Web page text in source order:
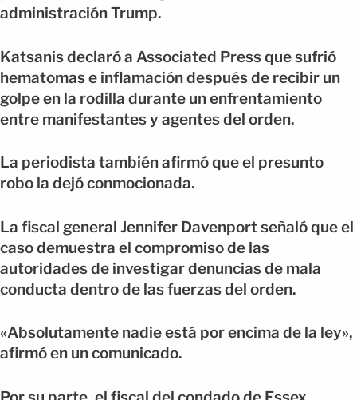
administración Trump.
Katsanis declaró a Associated Press que sufrió
hematomas e inflamación después de recibir un
golpe en la rodilla durante un enfrentamiento
entre manifestantes y agentes del orden.
La periodista también afirmó que el presunto
robo la dejó conmocionada.
La fiscal general Jennifer Davenport señaló que el
caso demuestra el compromiso de las
autoridades de investigar denuncias de mala
conducta dentro de las fuerzas del orden.
«Absolutamente nadie está por encima de la ley»,
afirmó en un comunicado.